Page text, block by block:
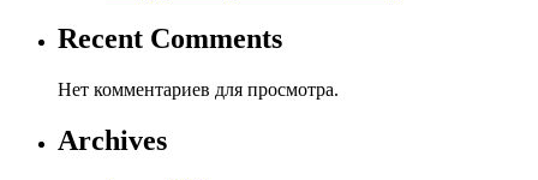
Recent Comments
Нет комментариев для просмотра.
Archives